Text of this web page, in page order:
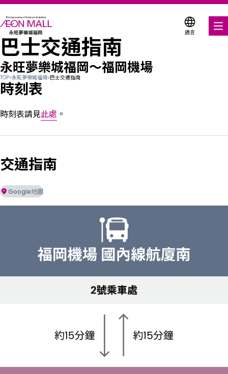
語言
美食饗宴
購物與娛樂
各式商店優惠券
關於我們
搜尋永旺夢樂城
巴士交通指南
永旺夢樂城福岡〜福岡機場
TOP>永旺夢樂城福岡>巴士交通指南
時刻表
時刻表請見此處 。
交通指南
Google地圖